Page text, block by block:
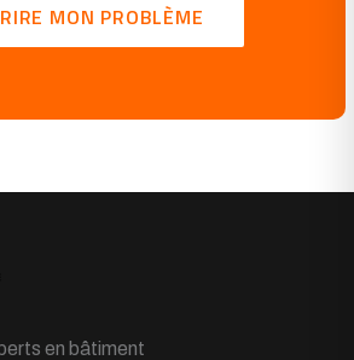
MON PROBLÈME
en bâtiment